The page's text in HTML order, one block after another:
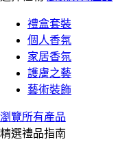
禮盒套裝
個人香氛
家居香氛
護膚之藝
藝術裝飾
瀏覽所有產品
精選禮品指南